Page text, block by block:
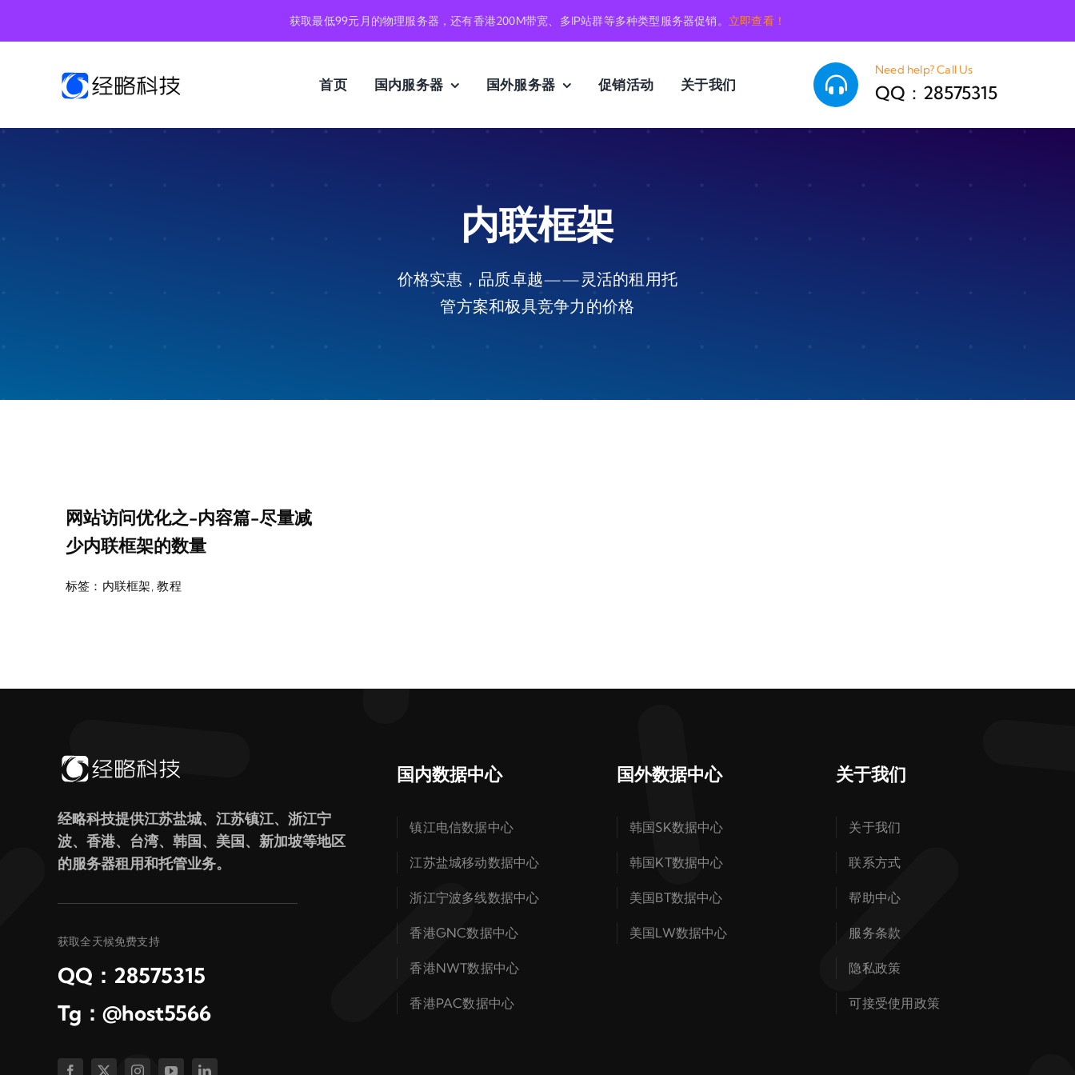
获取最低99元月的物理服务器，还有香港200M带宽、多IP站群等多种类型服务器促销。 立即查看！
首页 国内服务器 国外服务器 促销活动 关于我们
Need help? Call Us
QQ：28575315
内联框架
价格实惠，品质卓越——灵活的租用托
管方案和极具竞争力的价格
网站访问优化之-内容篇-尽量减
少内联框架的数量
标签： 内联框架,教程
经略科技提供江苏盐城、江苏镇江、浙江宁
波、香港、台湾、韩国、美国、新加坡等地区
的服务器租用和托管业务。
获取全天候免费支持
QQ：28575315
Tg：@host5566
国内数据中心
镇江电信数据中心
江苏盐城移动数据中心
浙江宁波多线数据中心
香港GNC数据中心
香港NWT数据中心
香港PAC数据中心
国外数据中心
韩国SK数据中心
韩国KT数据中心
美国BT数据中心
美国LW数据中心
关于我们
关于我们
联系方式
帮助中心
服务条款
隐私政策
可接受使用政策